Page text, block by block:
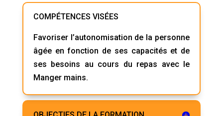
COMPÉTENCES VISÉES
Favoriser l’autonomisation de la personne
âgée en fonction de ses capacités et de
ses besoins au cours du repas avec le
Manger mains.